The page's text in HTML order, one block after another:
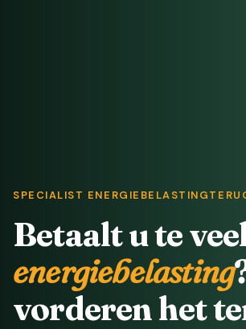
SPECIALIST
Betaalt u te
energiebelasting
vorderen het